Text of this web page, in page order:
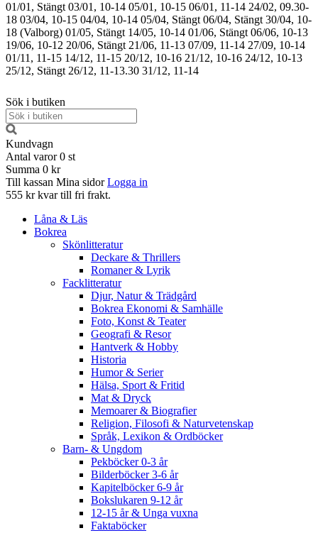
01/01, Stängt 03/01, 10-14 05/01, 10-15 06/01, 11-14 24/02, 09.30-
18 03/04, 10-15 04/04, 10-14 05/04, Stängt 06/04, Stängt 30/04, 10-
18 (Valborg) 01/05, Stängt 14/05, 10-14 01/06, Stängt 06/06, 10-13
19/06, 10-12 20/06, Stängt 21/06, 11-13 07/09, 11-14 27/09, 10-14
01/11, 11-15 14/12, 11-15 20/12, 10-16 21/12, 10-16 24/12, 10-13
25/12, Stängt 26/12, 11-13.30 31/12, 11-14
Sök i butiken
Kundvagn
Antal varor 0 st
Summa 0 kr
Till kassan Mina sidor Logga in
555 kr kvar till fri frakt.
Låna & Läs
Bokrea
Skönlitteratur
Deckare & Thrillers
Romaner & Lyrik
Facklitteratur
Djur, Natur & Trädgård
Bokrea Ekonomi & Samhälle
Foto, Konst & Teater
Geografi & Resor
Hantverk & Hobby
Historia
Humor & Serier
Hälsa, Sport & Fritid
Mat & Dryck
Memoarer & Biografier
Religion, Filosofi & Naturvetenskap
Språk, Lexikon & Ordböcker
Barn- & Ungdom
Pekböcker 0-3 år
Bilderböcker 3-6 år
Kapitelböcker 6-9 år
Bokslukaren 9-12 år
12-15 år & Unga vuxna
Faktaböcker